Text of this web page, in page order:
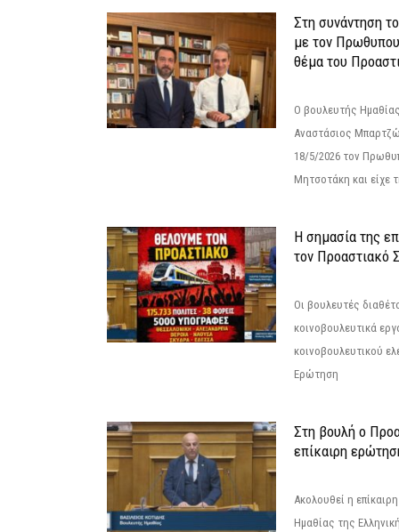
Στη συνάντηση
με τον
θέμα του
Ο βουλευτής
Αναστάσιος
18/5/2026 τον
Μητσοτάκη και είχε
Η σημασία της
τον Προαστιακό
Οι βουλευτές
κοινοβουλευτικά
κοινοβουλευτικού
Ερώτηση
Στη βουλή ο
επίκαιρη
Ακολουθεί η
Ημαθίας της